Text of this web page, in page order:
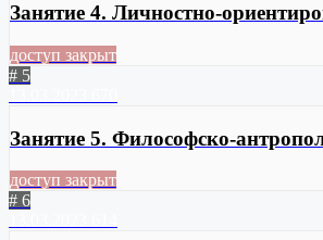
Занятие 4. Личностно-
доступ закрыт
# 5
Занятие 5. Философско-
доступ закрыт
# 6